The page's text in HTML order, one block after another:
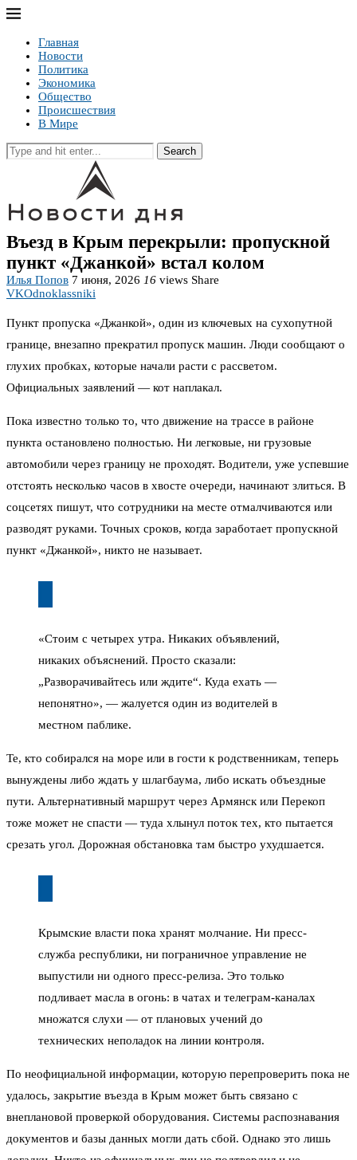
Главная
Новости
Политика
Экономика
Общество
Происшествия
В Мире
Search
Въезд в Крым перекрыли: пропускной
пункт «Джанкой» встал колом
Илья Попов 7 июня, 2026 16 views Share
VKOdnoklassniki
Пункт пропуска «Джанкой», один из ключевых на сухопутной
границе, внезапно прекратил пропуск машин. Люди сообщают о
глухих пробках, которые начали расти с рассветом.
Официальных заявлений — кот наплакал.
Пока известно только то, что движение на трассе в районе
пункта остановлено полностью. Ни легковые, ни грузовые
автомобили через границу не проходят. Водители, уже успевшие
отстоять несколько часов в хвосте очереди, начинают злиться. В
соцсетях пишут, что сотрудники на месте отмалчиваются или
разводят руками. Точных сроков, когда заработает пропускной
пункт «Джанкой», никто не называет.
«Стоим с четырех утра. Никаких объявлений,
никаких объяснений. Просто сказали:
„Разворачивайтесь или ждите“. Куда ехать —
непонятно», — жалуется один из водителей в
местном паблике.
Те, кто собирался на море или в гости к родственникам, теперь
вынуждены либо ждать у шлагбаума, либо искать объездные
пути. Альтернативный маршрут через Армянск или Перекоп
тоже может не спасти — туда хлынул поток тех, кто пытается
срезать угол. Дорожная обстановка там быстро ухудшается.
Крымские власти пока хранят молчание. Ни пресс-
служба республики, ни пограничное управление не
выпустили ни одного пресс-релиза. Это только
подливает масла в огонь: в чатах и телеграм-каналах
множатся слухи — от плановых учений до
технических неполадок на линии контроля.
По неофициальной информации, которую перепроверить пока не
удалось, закрытие въезда в Крым может быть связано с
внеплановой проверкой оборудования. Системы распознавания
документов и базы данных могли дать сбой. Однако это лишь